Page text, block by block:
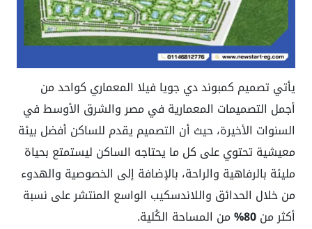
يأتي تصميم كمبوند دي جويا فيلا المعماري كواحد من
أجمل التصميمات المعمارية في مصر والشرق الأوسط في
السنوات الأخيرة، حيث أن التصميم يقدم للساكن أفضل بيئة
معيشية تحتوي على كل ما يحتاجه الساكن ليستمتع بحياة
مليئة بالرفاهية والراحة، بالإضافة إلى الخصوصية والهدوء
من خلال الحدائق واللاندسكيب الواسع المنتشر على نسبة
أكثر من80%
من المساحة الكُلية.